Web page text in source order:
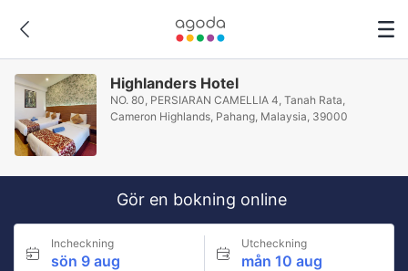
Highlanders Hotel
NO. 80, PERSIARAN CAMELLIA 4, Tanah Rata,
Cameron Highlands, Pahang, Malaysia, 39000
Gör en bokning online
Incheckning
sön 9 aug
Utcheckning
mån 10 aug